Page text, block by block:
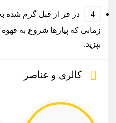
بپزید.
کالری و عناصر